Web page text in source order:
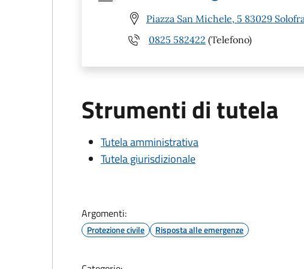
Piazza San Michele, 5 83029
0825 582422 (Telefono)
Strumenti di tutela
Tutela amministrativa
Tutela giurisdizionale
Argomenti:
Protezione civile Risposta alle emergenze